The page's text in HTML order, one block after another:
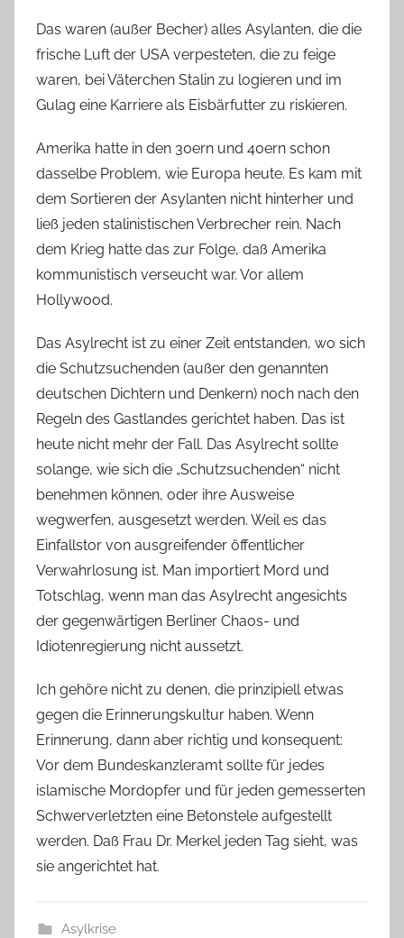
Das waren (außer Becher) alles Asylanten, die die
frische Luft der USA verpesteten, die zu feige
waren, bei Väterchen Stalin zu logieren und im
Gulag eine Karriere als Eisbärfutter zu riskieren.
Amerika hatte in den 30ern und 40ern schon
dasselbe Problem, wie Europa heute. Es kam mit
dem Sortieren der Asylanten nicht hinterher und
ließ jeden stalinistischen Verbrecher rein. Nach
dem Krieg hatte das zur Folge, daß Amerika
kommunistisch verseucht war. Vor allem
Hollywood.
Das Asylrecht ist zu einer Zeit entstanden, wo sich
die Schutzsuchenden (außer den genannten
deutschen Dichtern und Denkern) noch nach den
Regeln des Gastlandes gerichtet haben. Das ist
heute nicht mehr der Fall. Das Asylrecht sollte
solange, wie sich die „Schutzsuchenden“ nicht
benehmen können, oder ihre Ausweise
wegwerfen, ausgesetzt werden. Weil es das
Einfallstor von ausgreifender öffentlicher
Verwahrlosung ist. Man importiert Mord und
Totschlag, wenn man das Asylrecht angesichts
der gegenwärtigen Berliner Chaos- und
Idiotenregierung nicht aussetzt.
Ich gehöre nicht zu denen, die prinzipiell etwas
gegen die Erinnerungskultur haben. Wenn
Erinnerung, dann aber richtig und konsequent:
Vor dem Bundeskanzleramt sollte für jedes
islamische Mordopfer und für jeden gemesserten
Schwerverletzten eine Betonstele aufgestellt
werden. Daß Frau Dr. Merkel jeden Tag sieht, was
sie angerichtet hat.
Asylkrise